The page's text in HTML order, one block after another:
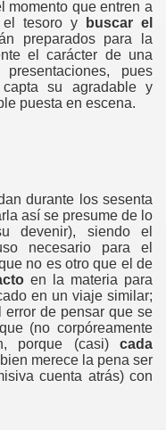
momento que entren a
el tesoro y
buscar el
preparados para la
el carácter de una
pues
su agradable y
puesta en escena.
durante los sesenta
así se presume de lo
devenir), siendo el
necesario para el
no es otro que el de
en la materia para
en un viaje similar;
error de pensar que se
(no corpóreamente
porque (casi) cada
merece la pena ser
cuenta atrás) con